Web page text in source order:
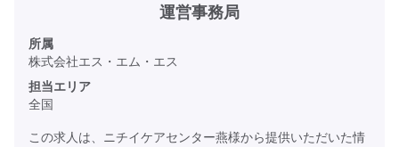
運営事務局
所属
株式会社エス・エム・エス
担当エリア
全国
この求人は、ニチイケアセンター燕様から提供いただいた情